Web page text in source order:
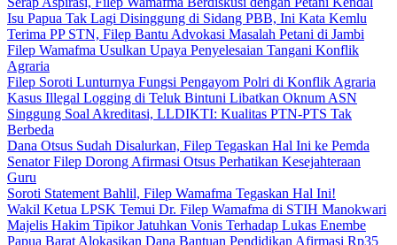
Isu Papua Tak Lagi Disinggung di Sidang PBB, Ini Kata Kemlu
Terima PP STN, Filep Bantu Advokasi Masalah Petani di Jambi
Filep Wamafma Usulkan Upaya Penyelesaian Tangani Konflik
Agraria
Filep Soroti Lunturnya Fungsi Pengayom Polri di Konflik Agraria
Kasus Illegal Logging di Teluk Bintuni Libatkan Oknum ASN
Singgung Soal Akreditasi, LLDIKTI: Kualitas PTN-PTS Tak
Berbeda
Dana Otsus Sudah Disalurkan, Filep Tegaskan Hal Ini ke Pemda
Senator Filep Dorong Afirmasi Otsus Perhatikan Kesejahteraan
Guru
Soroti Statement Bahlil, Filep Wamafma Tegaskan Hal Ini!
Wakil Ketua LPSK Temui Dr. Filep Wamafma di STIH Manokwari
Majelis Hakim Tipikor Jatuhkan Vonis Terhadap Lukas Enembe
Papua Barat Alokasikan Dana Bantuan Pendidikan Afirmasi Rp35